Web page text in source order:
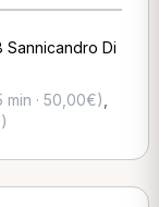
Sannicandro Di
min · 50,00€)